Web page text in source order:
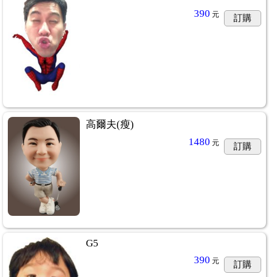
390 元 訂購
高爾夫(瘦)
1480 元 訂購
G5
390 元 訂購